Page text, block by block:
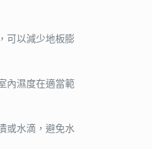
可以減少地板膨
內濕度在適當範
或水滴，避免水